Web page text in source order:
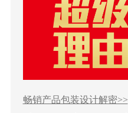
畅销产品包装设计解密>>